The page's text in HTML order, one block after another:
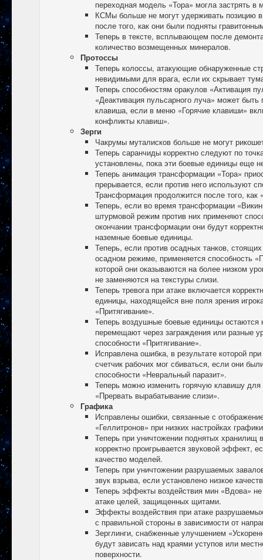
переходная модель «Тора» могла застрять в
КСМы больше не могут удерживать позицию в
после того, как они были подняты
Теперь в тексте, всплывающем после
количество возмещенных минералов.
Протоссы
Теперь колоссы, атакующие обнаруженные
невидимыми для врага, если их скрывает
Теперь способностям оракулов «Активация
«Деактивация пульсарного луча» может быть
клавиша, если в меню «Горячие клавиши»
конфликты клавиш».
Зерги
Чакрумы муталисков больше не могут
Теперь саранчиды корректно следуют по
установлены, пока эти боевые единицы еще
Теперь анимация трансформации «Тора»
прерывается, если против него используют
Трансформация продолжится после того, как
Теперь, если во время трансформации
штурмовой режим против них применяют
окончании трансформации они будут
наземные боевые единицы.
Теперь, если против осадных танков,
осадном режиме, применяется способность
которой они оказываются на более низком
не заменяются на текстуры слизи.
Теперь тревога при атаке включается
единицы, находящейся вне поля зрения
«Притягивание».
Теперь воздушные боевые единицы остаются
перемещают через заграждения или разные
способности «Притягивание».
Исправлена ошибка, в результате которой
счетчик рабочих мог сбиваться, если они
способности «Невральный паразит».
Теперь можно изменить горячую клавишу для
«Прервать вырабатывание слизи».
Графика
Исправлены ошибки, связанные с
«Геллитронов» при низких настройках
Теперь при уничтожении поднятых хранилищ
корректно проигрывается звуковой эффект,
качество моделей.
Теперь при уничтожении разрушаемых
звук взрыва, если установлено низкое
Теперь эффекты воздействия мин «Вдова»
атаке целей, защищенных щитами.
Эффекты воздействия при атаке
с правильной стороны в зависимости от
Зерглинги, снабженные улучшением
будут зависать над краями уступов или
поверхности.